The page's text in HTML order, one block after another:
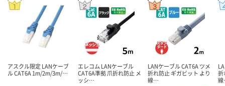
アスクル限定 LANケーブ
ル CAT6A 1m/2m/3m/…
エレコム LANケーブル
CAT6A準拠 爪折れ防止 メ
ッシ…
LANケーブル CAT6A ツメ
折れ防止 ギガビット より
線…
折